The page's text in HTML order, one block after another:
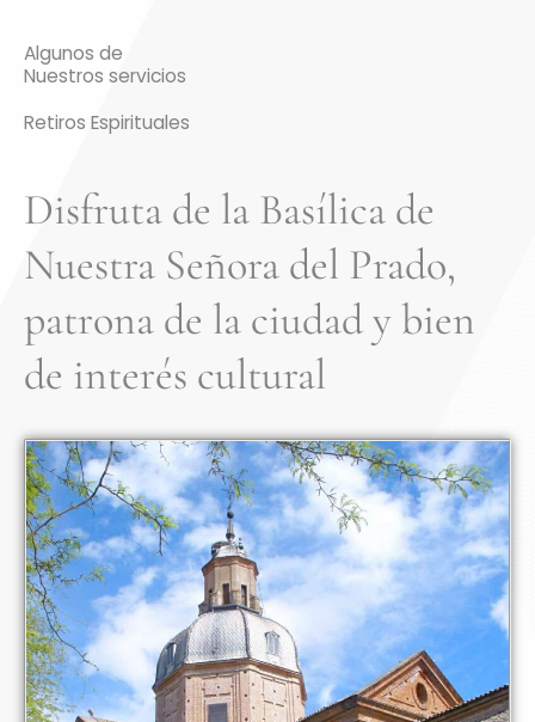
Algunos de
Nuestros servicios
Retiros Espirituales
Disfruta de la Basílica de
Nuestra Señora del Prado,
patrona de la ciudad y bien
de interés cultural